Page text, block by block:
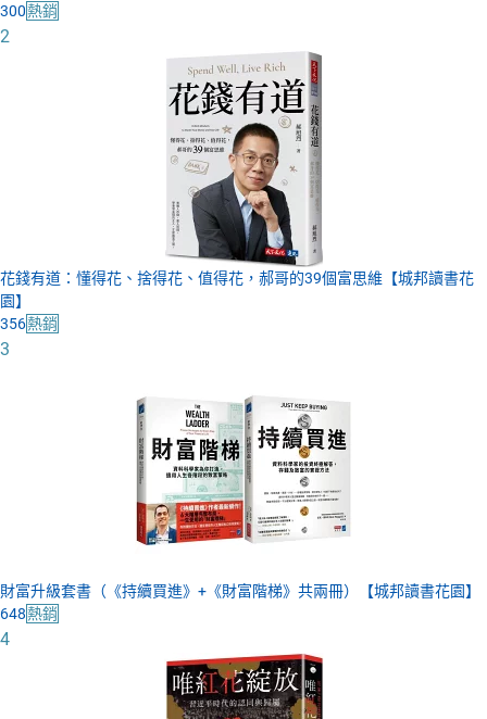
300熱銷
2
花錢有道：懂得花、捨得花、值得花，郝哥的39個富思維【城邦讀書花
園】
356熱銷
3
財富升級套書（《持續買進》+《財富階梯》共兩冊）【城邦讀書花園】
648熱銷
4